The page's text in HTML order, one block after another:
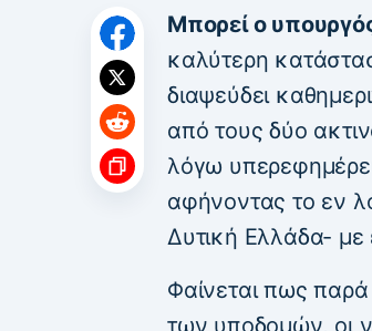
Μπορεί ο
καλύτερη
διαψεύδει
από τους δύο
λόγω
αφήνοντας το εν
Δυτική Ελλάδα- με
Φαίνεται πως παρά